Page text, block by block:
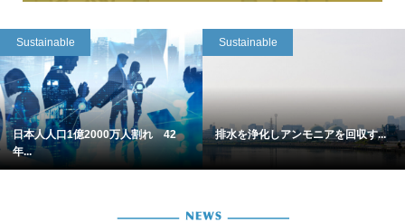
Sustainable
日本人人口1億2000万人割れ 42
年...
Sustainable
排水を浄化しアンモニアを回収す...